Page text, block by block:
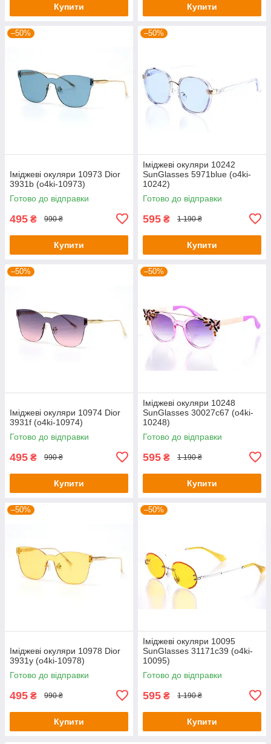
Купити Купити
–50%
Іміджеві окуляри 10973 Dior
3931b (o4ki-10973)
Готово до відправки
495 ₴ 990 ₴
Купити
–50%
Іміджеві окуляри 10242
SunGlasses 5971blue (o4ki-
10242)
Готово до відправки
595 ₴ 1 190 ₴
Купити
–50%
Іміджеві окуляри 10974 Dior
3931f (o4ki-10974)
Готово до відправки
495 ₴ 990 ₴
Купити
–50%
Іміджеві окуляри 10248
SunGlasses 30027c67 (o4ki-
10248)
Готово до відправки
595 ₴ 1 190 ₴
Купити
–50%
Іміджеві окуляри 10978 Dior
3931y (o4ki-10978)
Готово до відправки
495 ₴ 990 ₴
Купити
–50%
Іміджеві окуляри 10095
SunGlasses 31171c39 (o4ki-
10095)
Готово до відправки
595 ₴ 1 190 ₴
Купити